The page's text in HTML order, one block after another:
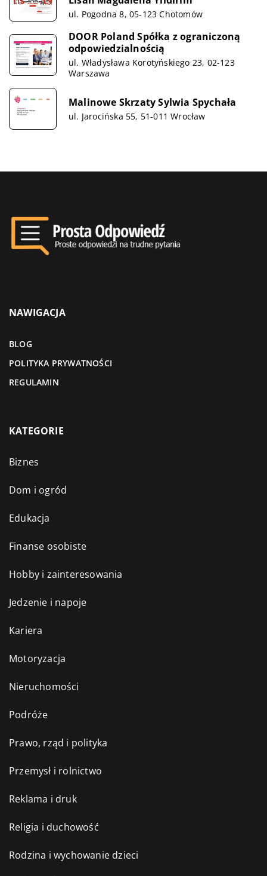
ul. Pogodna 8, 05-123 Chotomów
DOOR Poland Spółka z ograniczoną
odpowiedzialnością
ul. Władysława Korotyńskiego 23, 02-123
Warszawa
Malinowe Skrzaty Sylwia Spychała
ul. Jarocińska 55, 51-011 Wrocław
NAWIGACJA
BLOG
POLITYKA PRYWATNOŚCI
REGULAMIN
KATEGORIE
Biznes
Dom i ogród
Edukacja
Finanse osobiste
Hobby i zainteresowania
Jedzenie i napoje
Kariera
Motoryzacja
Nieruchomości
Podróże
Prawo, rząd i polityka
Przemysł i rolnictwo
Reklama i druk
Religia i duchowość
Rodzina i wychowanie dzieci